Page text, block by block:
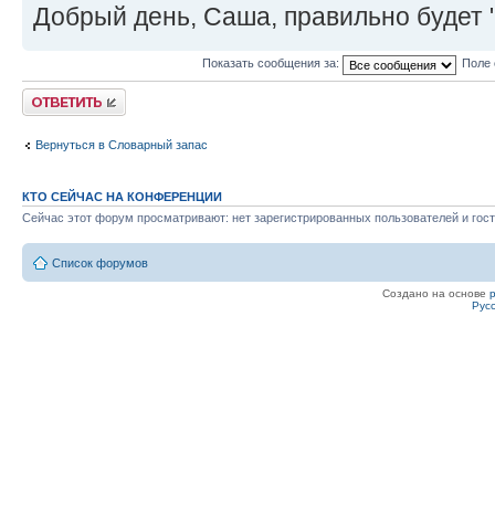
Добрый день, Саша, правильно будет
Показать сообщения за: Поле
Ответить
Вернуться в Словарный запас
КТО СЕЙЧАС НА КОНФЕРЕНЦИИ
Сейчас этот форум просматривают: нет зарегистрированных пользователей и
Список форумов
Создано на основе